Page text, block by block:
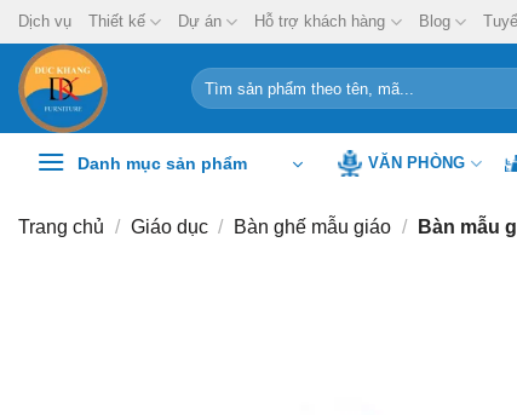
Chuyển
đến
nội
dung
Dịch vụ Thiết kế Dự án Hỗ trợ khách hàng Blog
Tìm
kiếm:
Danh mục sản phẩm VĂN PHÒNG
Trang chủ / Giáo dục / Bàn ghế mẫu giáo / Bàn mẫu